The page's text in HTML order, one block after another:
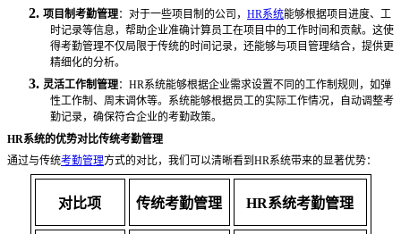
2. 项目制考勤管理：对于一些项目制的公司， HR系统能够根据项目进度、工
时记录等信息，帮助企业准确计算员工在项目中的工作时间和贡献。这使
得考勤管理不仅局限于传统的时间记录，还能够与项目管理结合，提供更
精细化的分析。
3. 灵活工作制管理： HR系统能够根据企业需求设置不同的工作制规则，如弹
性工作制、周末调休等。系统能够根据员工的实际工作情况，自动调整考
勤记录，确保符合企业的考勤政策。
HR系统的优势对比传统考勤管理
通过与传统考勤管理方式的对比，我们可以清晰看到 HR系统带来的显著优势：
对比项 传统考勤管理 HR系统考勤管理